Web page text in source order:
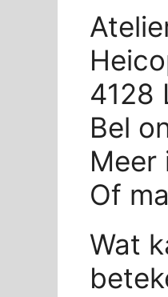
4128
Bel
Meer
Of
Wat